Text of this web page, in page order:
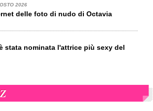
2026
delle foto di nudo di Octavia
stata nominata l'attrice più sexy del